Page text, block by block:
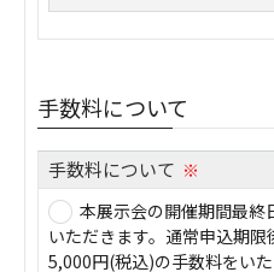
手数料について
手数料について ※
本展示会の開催期間最終
いただきます。通常申込期
5,000円(税込)の手数料をいた